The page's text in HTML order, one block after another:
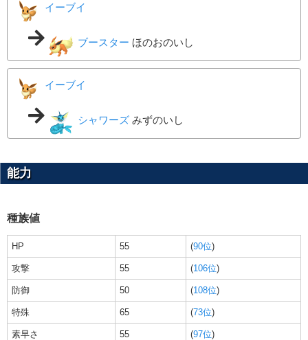
イーブイ
ブースター ほのおのいし
イーブイ
シャワーズ みずのいし
能力
種族値
HP 55 (90位)
攻撃 55 (106位)
防御 50 (108位)
特殊 65 (73位)
素早さ 55 (97位)